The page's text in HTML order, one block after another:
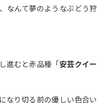
なんて夢のようなぶどう狩
進むと赤品種「安芸クイー
なり切る前の優しい色合い